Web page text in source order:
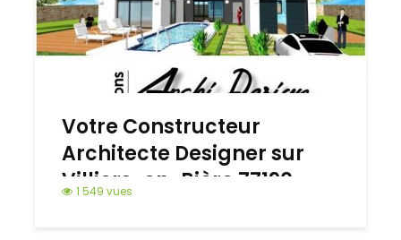
Votre Constructeur
Architecte Designer sur
Villiers-en-Bière 77190
1 549 vues